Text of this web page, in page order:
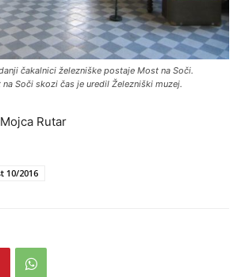
čakalnici železniške postaje Most na Soči.
Soči skozi čas je uredil Železniški muzej.
Rutar
10/2016